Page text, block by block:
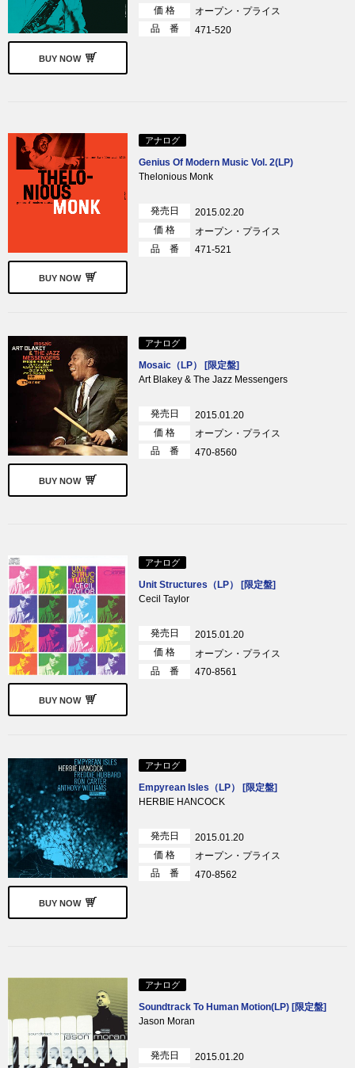
BUY NOW
価 格
オープン・プライス
品 番
471-520
BUY NOW
アナログ
Genius Of Modern Music Vol. 2(LP)
Thelonious Monk
発売日
2015.02.20
価 格
オープン・プライス
品 番
471-521
BUY NOW
アナログ
Mosaic（LP） [限定盤]
Art Blakey & The Jazz Messengers
発売日
2015.01.20
価 格
オープン・プライス
品 番
470-8560
BUY NOW
アナログ
Unit Structures（LP） [限定盤]
Cecil Taylor
発売日
2015.01.20
価 格
オープン・プライス
品 番
470-8561
BUY NOW
アナログ
Empyrean Isles（LP） [限定盤]
HERBIE HANCOCK
発売日
2015.01.20
価 格
オープン・プライス
品 番
470-8562
アナログ
Soundtrack To Human Motion(LP) [限定盤]
Jason Moran
発売日 2015.01.20